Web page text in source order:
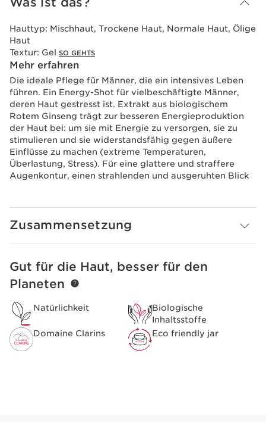
Hauttyp: Mischhaut, Trockene Haut, Normale Haut, Ölige
Haut
Textur: Gel SO GEHTS
Mehr erfahren
Die ideale Pflege für Männer, die ein intensives Leben
führen. Ein Energy-Shot für vielbeschäftigte Männer,
deren Haut gestresst ist. Extrakt aus biologischem
Rotem Ginseng trägt zur besseren Energieproduktion
der Haut bei: um sie mit Energie zu versorgen, sie zu
stimulieren und sie widerstandsfähig gegen äußere
Einflüsse zu machen (extreme Temperaturen,
Überlastung, Stress). Für eine glattere und straffere
Augenkontur, einen strahlenden und ausgeruhten Blick
Zusammensetzung
WEITER ZUM INHALT
Gut für die Haut, besser für den
Planeten
Natürlichkeit
Biologische
Inhaltsstoffe
Domaine Clarins
Eco friendly jar